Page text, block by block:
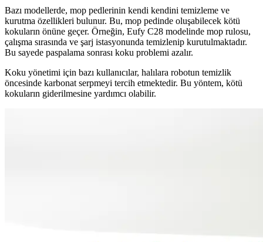
Bazı modellerde, mop pedlerinin kendi kendini temizleme ve
kurutma özellikleri bulunur. Bu, mop pedinde oluşabilecek kötü
kokuların önüne geçer. Örneğin, Eufy C28 modelinde mop rulosu,
çalışma sırasında ve şarj istasyonunda temizlenip kurutulmaktadır.
Bu sayede paspalama sonrası koku problemi azalır.
Koku yönetimi için bazı kullanıcılar, halılara robotun temizlik
öncesinde karbonat serpmeyi tercih etmektedir. Bu yöntem, kötü
kokuların giderilmesine yardımcı olabilir.